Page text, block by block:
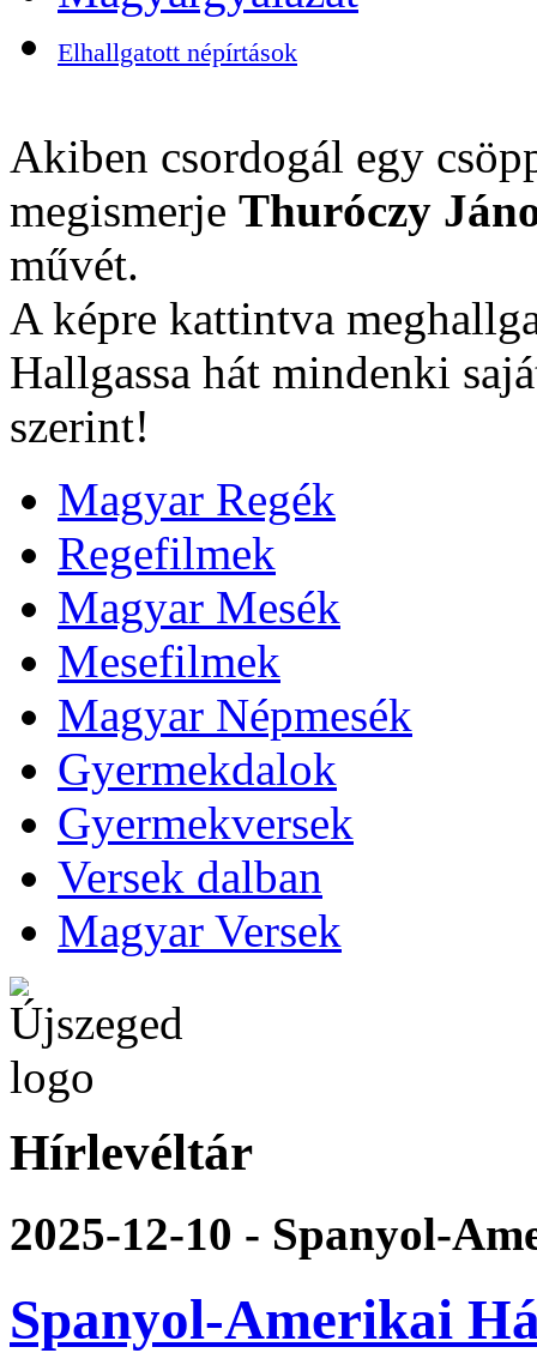
Elhallgatott népírtások
Akiben csordogál egy
megismerje Thuróczy
művét.
A képre kattintva
Hallgassa hát mindenki
szerint!
Magyar Regék
Regefilmek
Magyar Mesék
Mesefilmek
Magyar Népmesék
Gyermekdalok
Gyermekversek
Versek dalban
Magyar Versek
Hírlevéltár
2025-12-10 - Spanyol-
Spanyol-Amerikai